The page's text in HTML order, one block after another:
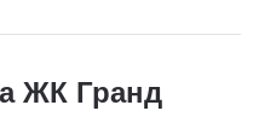
ЖК Гранд